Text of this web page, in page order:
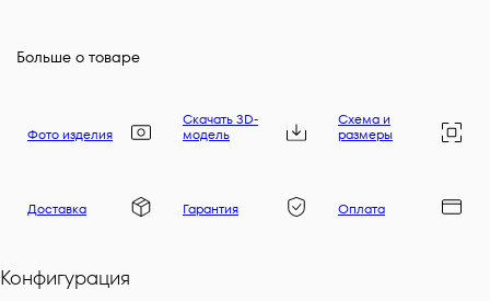
Больше о товаре
Фото изделия
Скачать 3D-
модель
Схема и
размеры
Доставка Гарантия Оплата
Конфигурация